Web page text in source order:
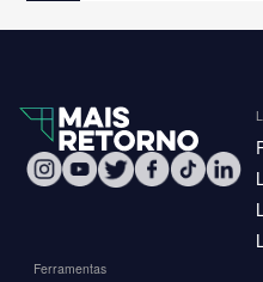
Ferramentas